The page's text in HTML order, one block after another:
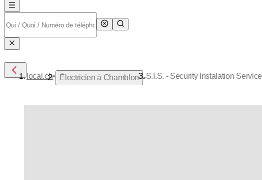
local.ch• Électricien à Chamblon •S.I.S. - Security Instalation Service